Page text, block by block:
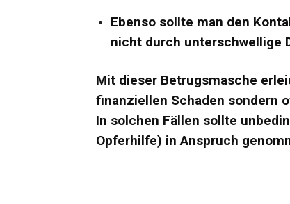
Ebenso sollte man den
nicht durch unterschwellige
Mit dieser Betrugsmasche
finanziellen Schaden sondern
In solchen Fällen sollte
Opferhilfe) in Anspruch